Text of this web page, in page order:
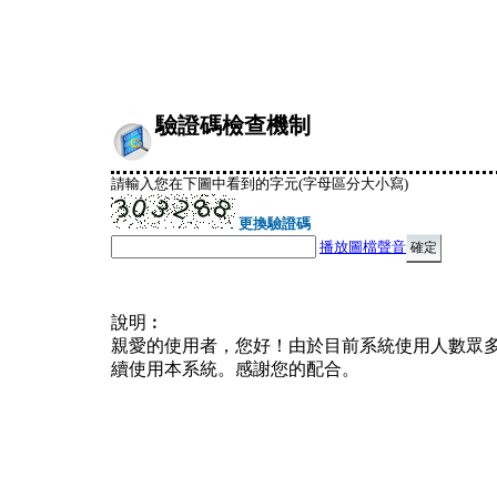
驗證碼檢查機制
請輸入您在下圖中看到的字元(字母區分大小寫)
更換驗證碼
播放圖檔聲音
說明︰
親愛的使用者，您好！由於目前系統使用人數眾
續使用本系統。感謝您的配合。